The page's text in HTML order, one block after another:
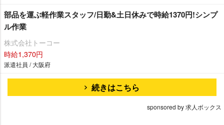
部品を運ぶ軽作業スタッフ/日勤&土日休みで時給1370円!シンプ
ル作業
株式会社トーコー
時給1,370円
派遣社員 / 大阪府
続きはこちら
sponsored by 求人ボックス